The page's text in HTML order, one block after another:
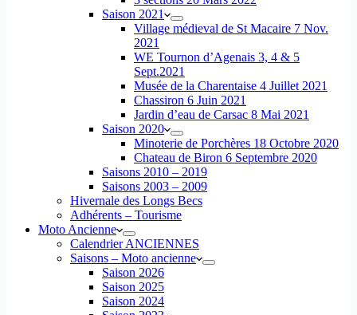
Saison 2021
Village médieval de St Macaire 7 Nov.
2021
WE Tournon d’Agenais 3, 4 & 5
Sept.2021
Musée de la Charentaise 4 Juillet 2021
Chassiron 6 Juin 2021
Jardin d’eau de Carsac 8 Mai 2021
Saison 2020
Minoterie de Porchères 18 Octobre 2020
Chateau de Biron 6 Septembre 2020
Saisons 2010 – 2019
Saisons 2003 – 2009
Hivernale des Longs Becs
Adhérents – Tourisme
Moto Ancienne
Calendrier ANCIENNES
Saisons – Moto ancienne
Saison 2026
Saison 2025
Saison 2024